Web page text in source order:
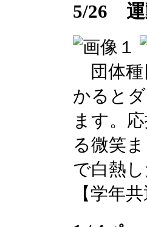
5/26 運
団体種
かると
ます。
る微笑
で白熱
【学年